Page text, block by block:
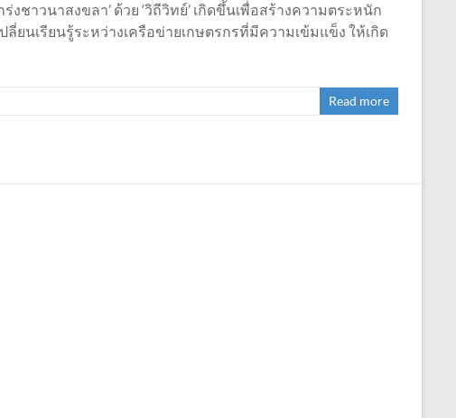
ชาวนาสงขลา’ ด้วย ‘วิถีวิทย์’ เกิดขึ้นเพื่อสร้างความตระหนัก
นเรียนรู้ระหว่างเครือข่ายเกษตรกรที่มีความเข้มแข็ง ให้เกิด
Read more